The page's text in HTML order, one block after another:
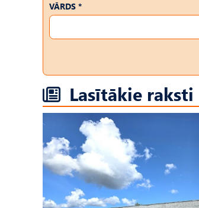
VĀRDS *
Lasītākie raksti